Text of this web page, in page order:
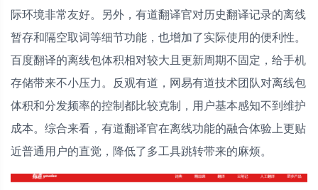
际环境非常友好。另外，有道翻译官对历史翻译记录的离线
暂存和隔空取词等细节功能，也增加了实际使用的便利性。
百度翻译的离线包体积相对较大且更新周期不固定，给手机
存储带来不小压力。反观有道，网易有道技术团队对离线包
体积和分发频率的控制都比较克制，用户基本感知不到维护
成本。综合来看，有道翻译官在离线功能的融合体验上更贴
近普通用户的直觉，降低了多工具跳转带来的麻烦。